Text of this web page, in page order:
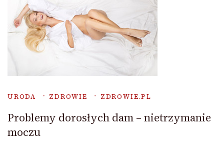
URODA ZDROWIE ZDROWIE.PL
Problemy dorosłych dam – nietrzymanie
moczu